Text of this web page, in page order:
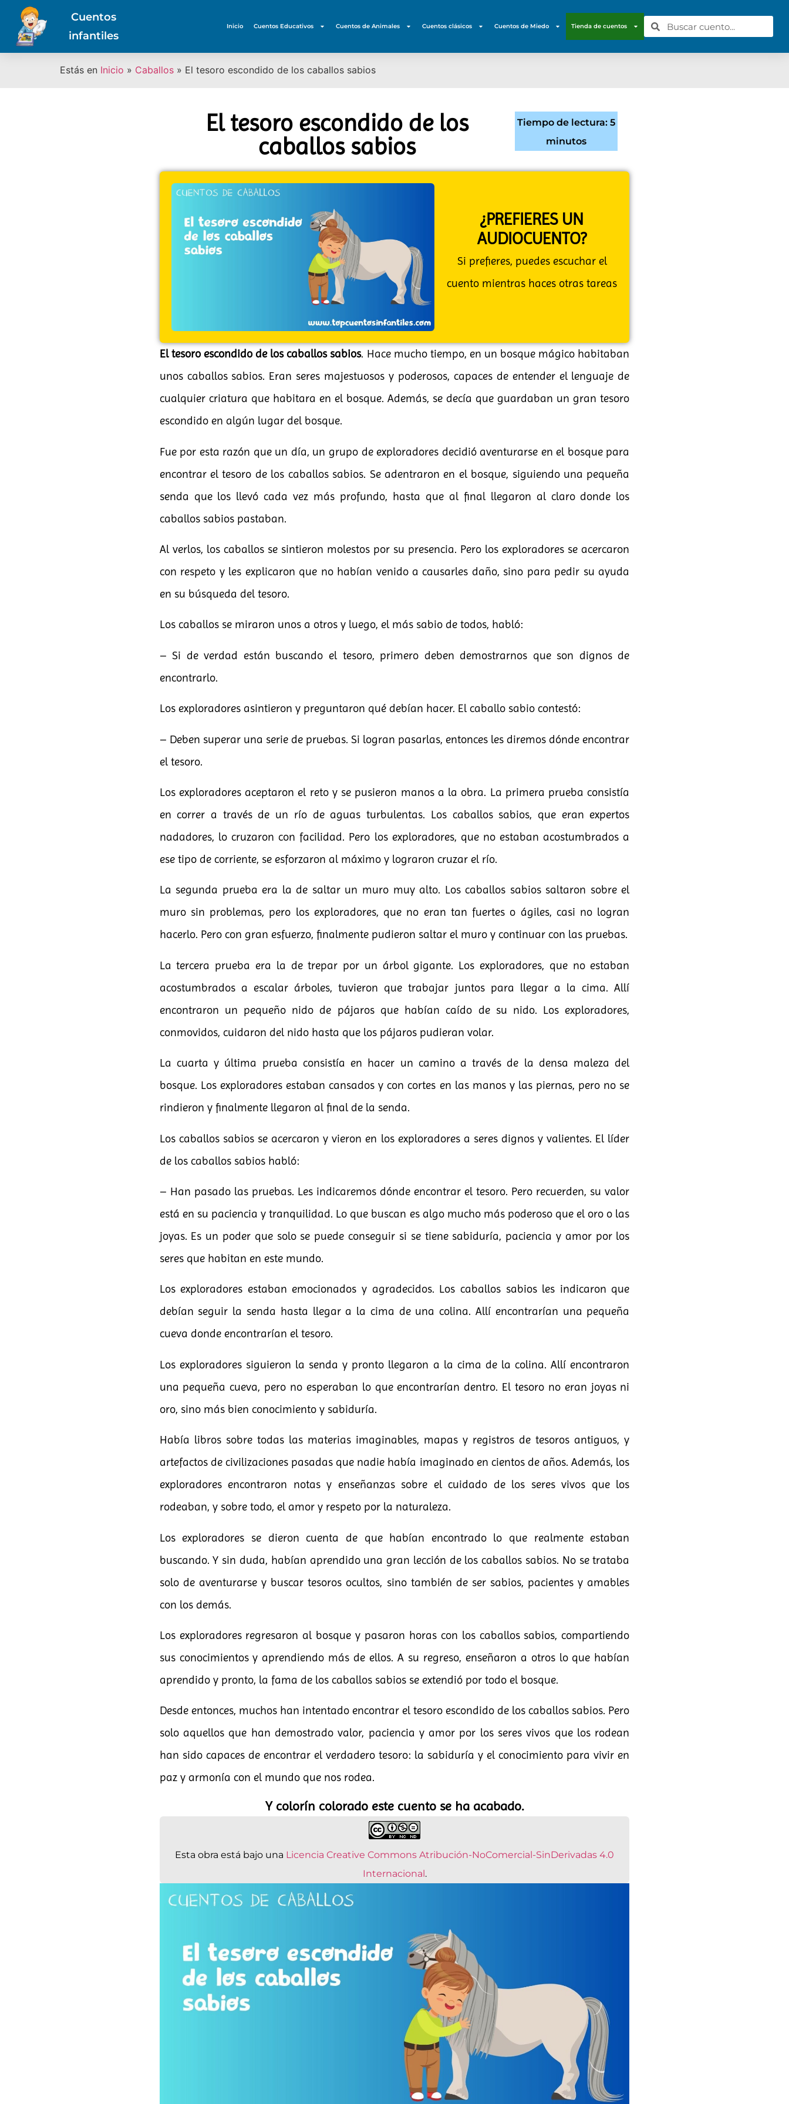
Cuentos
infantiles
Inicio Cuentos Educativos Cuentos de Animales Cuentos clásicos Cuentos de Miedo Tienda de cuentos
Estás en Inicio » Caballos » El tesoro escondido de los caballos sabios
El tesoro escondido de los
caballos sabios
Tiempo de lectura: 5
minutos
¿PREFIERES UN
AUDIOCUENTO?
Si prefieres, puedes escuchar el
cuento mientras haces otras tareas
El tesoro escondido de los caballos sabios. Hace mucho tiempo, en un bosque mágico habitaban
unos caballos sabios. Eran seres majestuosos y poderosos, capaces de entender el lenguaje de
cualquier criatura que habitara en el bosque. Además, se decía que guardaban un gran tesoro
escondido en algún lugar del bosque.
Fue por esta razón que un día, un grupo de exploradores decidió aventurarse en el bosque para
encontrar el tesoro de los caballos sabios. Se adentraron en el bosque, siguiendo una pequeña
senda que los llevó cada vez más profundo, hasta que al final llegaron al claro donde los
caballos sabios pastaban.
Al verlos, los caballos se sintieron molestos por su presencia. Pero los exploradores se acercaron
con respeto y les explicaron que no habían venido a causarles daño, sino para pedir su ayuda
en su búsqueda del tesoro.
Los caballos se miraron unos a otros y luego, el más sabio de todos, habló:
– Si de verdad están buscando el tesoro, primero deben demostrarnos que son dignos de
encontrarlo.
Los exploradores asintieron y preguntaron qué debían hacer. El caballo sabio contestó:
– Deben superar una serie de pruebas. Si logran pasarlas, entonces les diremos dónde encontrar
el tesoro.
Los exploradores aceptaron el reto y se pusieron manos a la obra. La primera prueba consistía
en correr a través de un río de aguas turbulentas. Los caballos sabios, que eran expertos
nadadores, lo cruzaron con facilidad. Pero los exploradores, que no estaban acostumbrados a
ese tipo de corriente, se esforzaron al máximo y lograron cruzar el río.
La segunda prueba era la de saltar un muro muy alto. Los caballos sabios saltaron sobre el
muro sin problemas, pero los exploradores, que no eran tan fuertes o ágiles, casi no logran
hacerlo. Pero con gran esfuerzo, finalmente pudieron saltar el muro y continuar con las pruebas.
La tercera prueba era la de trepar por un árbol gigante. Los exploradores, que no estaban
acostumbrados a escalar árboles, tuvieron que trabajar juntos para llegar a la cima. Allí
encontraron un pequeño nido de pájaros que habían caído de su nido. Los exploradores,
conmovidos, cuidaron del nido hasta que los pájaros pudieran volar.
La cuarta y última prueba consistía en hacer un camino a través de la densa maleza del
bosque. Los exploradores estaban cansados y con cortes en las manos y las piernas, pero no se
rindieron y finalmente llegaron al final de la senda.
Los caballos sabios se acercaron y vieron en los exploradores a seres dignos y valientes. El líder
de los caballos sabios habló:
– Han pasado las pruebas. Les indicaremos dónde encontrar el tesoro. Pero recuerden, su valor
está en su paciencia y tranquilidad. Lo que buscan es algo mucho más poderoso que el oro o las
joyas. Es un poder que solo se puede conseguir si se tiene sabiduría, paciencia y amor por los
seres que habitan en este mundo.
Los exploradores estaban emocionados y agradecidos. Los caballos sabios les indicaron que
debían seguir la senda hasta llegar a la cima de una colina. Allí encontrarían una pequeña
cueva donde encontrarían el tesoro.
Los exploradores siguieron la senda y pronto llegaron a la cima de la colina. Allí encontraron
una pequeña cueva, pero no esperaban lo que encontrarían dentro. El tesoro no eran joyas ni
oro, sino más bien conocimiento y sabiduría.
Había libros sobre todas las materias imaginables, mapas y registros de tesoros antiguos, y
artefactos de civilizaciones pasadas que nadie había imaginado en cientos de años. Además, los
exploradores encontraron notas y enseñanzas sobre el cuidado de los seres vivos que los
rodeaban, y sobre todo, el amor y respeto por la naturaleza.
Los exploradores se dieron cuenta de que habían encontrado lo que realmente estaban
buscando. Y sin duda, habían aprendido una gran lección de los caballos sabios. No se trataba
solo de aventurarse y buscar tesoros ocultos, sino también de ser sabios, pacientes y amables
con los demás.
Los exploradores regresaron al bosque y pasaron horas con los caballos sabios, compartiendo
sus conocimientos y aprendiendo más de ellos. A su regreso, enseñaron a otros lo que habían
aprendido y pronto, la fama de los caballos sabios se extendió por todo el bosque.
Desde entonces, muchos han intentado encontrar el tesoro escondido de los caballos sabios. Pero
solo aquellos que han demostrado valor, paciencia y amor por los seres vivos que los rodean
han sido capaces de encontrar el verdadero tesoro: la sabiduría y el conocimiento para vivir en
paz y armonía con el mundo que nos rodea.
Y colorín colorado este cuento se ha acabado.
Esta obra está bajo una Licencia Creative Commons Atribución-NoComercial-SinDerivadas 4.0
Internacional.